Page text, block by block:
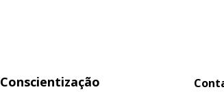
Conscientização